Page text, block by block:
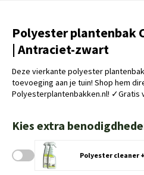
Polyester plantenbak
| Antraciet-zwart
Deze vierkante polyester
toevoeging aan je tuin! Shop hem
Polyesterplantenbakken.nl! ✓Gratis
Kies extra
Polyester cleaner